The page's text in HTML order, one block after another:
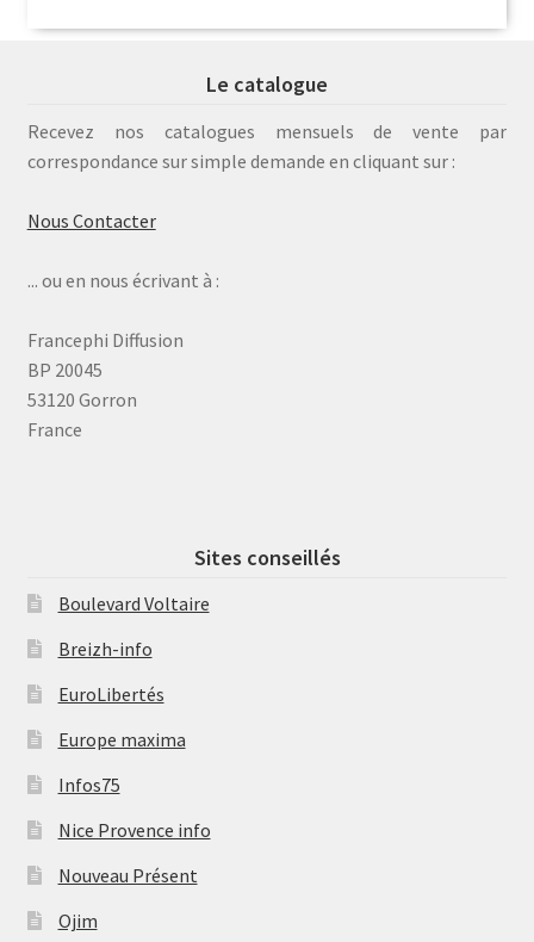
Le catalogue
Recevez nos catalogues mensuels de vente par
correspondance sur simple demande en cliquant sur :
Nous Contacter
... ou en nous écrivant à :
Francephi Diffusion
BP 20045
53120 Gorron
France
Sites conseillés
Boulevard Voltaire
Breizh-info
EuroLibertés
Europe maxima
Infos75
Nice Provence info
Nouveau Présent
Ojim